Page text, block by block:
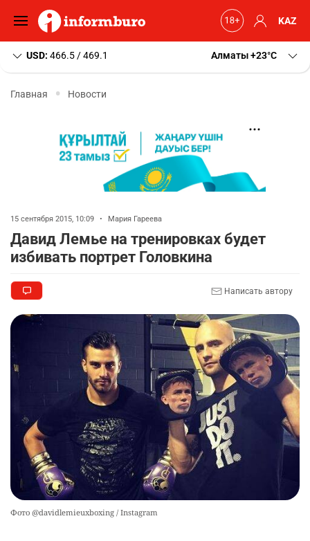
KAZ
USD: 466.5 / 469.1 Алматы+23 C
Главная Новости
15 сентября 2015, 10:09 • Мария Гареева
Давид Лемье на тренировках будет
избивать портрет Головкина
Написать автору
Фото @davidlemieuxboxing / Instagram